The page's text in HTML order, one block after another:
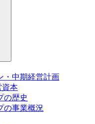
・中期経営計画
資本
の歴史
の事業概況